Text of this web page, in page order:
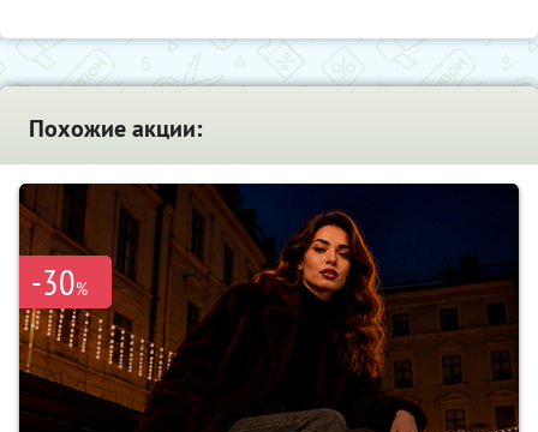
Похожие акции:
-30%